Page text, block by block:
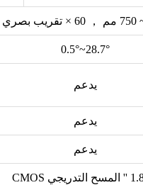
28.7°~0.5°
يدعم
يدعم
يدعم